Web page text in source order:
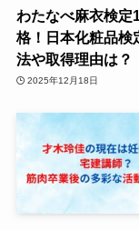
わたなべ麻衣検定
格！日本化粧品検
法や取得理由は？
2025年12月18日